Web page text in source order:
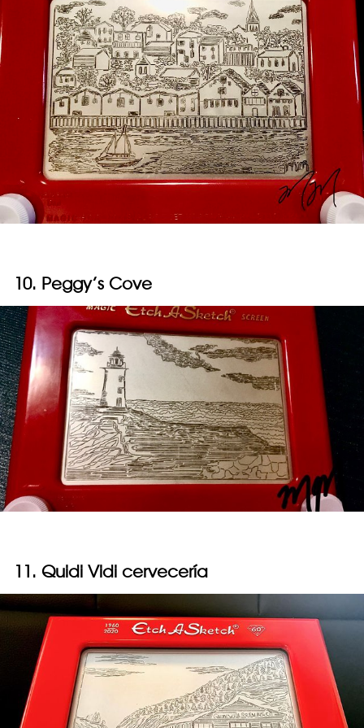
10. Peggy’s Cove
11. Quidi Vidi cervecería